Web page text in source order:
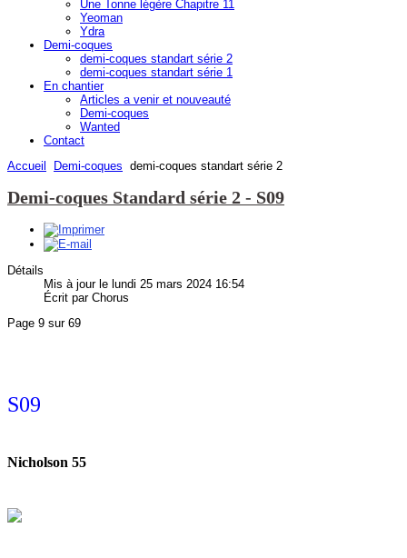
Une Tonne légère Chapitre 11
Yeoman
Ydra
Demi-coques
demi-coques standart série 2
demi-coques standart série 1
En chantier
Articles a venir et nouveauté
Demi-coques
Wanted
Contact
Accueil
Demi-coques demi-coques standart série 2
Demi-coques Standard série 2 - S09
Détails
Mis à jour le lundi 25 mars 2024 16:54
Écrit par Chorus
Page 9 sur 69
S09
Nicholson 55